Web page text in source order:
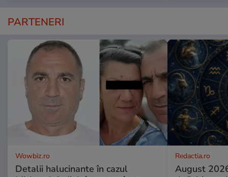
PARTENERI
Wowbiz.ro
Detalii halucinante în cazul
Redactia.ro
August